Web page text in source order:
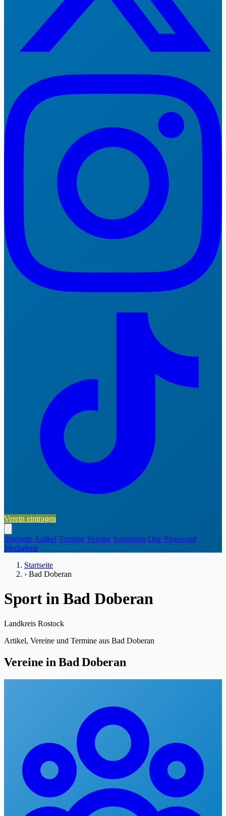
Verein eintragen
Startseite Artikel Termine Vereine Sportarten Orte Pinnwand
Mediathek
Startseite
› Bad Doberan
Sport in Bad Doberan
Landkreis Rostock
Artikel, Vereine und Termine aus Bad Doberan
Vereine in Bad Doberan